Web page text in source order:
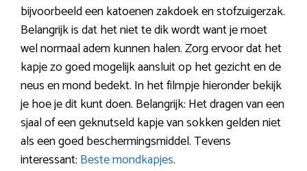
bijvoorbeeld een katoenen zakdoek en stofzuigerzak.
Belangrijk is dat het niet te dik wordt want je moet
wel normaal adem kunnen halen. Zorg ervoor dat het
kapje zo goed mogelijk aansluit op het gezicht en de
neus en mond bedekt. In het filmpje hieronder bekijk
je hoe je dit kunt doen. Belangrijk: Het dragen van een
sjaal of een geknutseld kapje van sokken gelden niet
als een goed beschermingsmiddel. Tevens
interessant: Beste mondkapjes.